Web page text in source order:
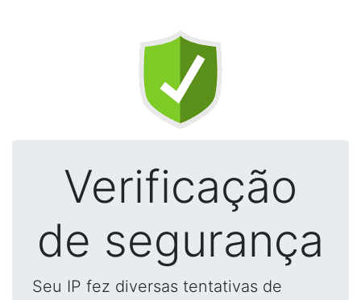
Verificação
de segurança
Seu IP fez diversas tentativas de